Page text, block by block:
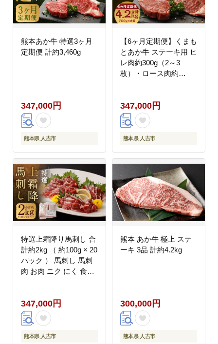
熊本あか牛 特選3ヶ月
定期便 計約3,460g
347,000円
熊本県 人吉市
【6ヶ月定期便】くまも
とあか牛 ステーキ用 ヒ
レ肉約300g（2～3
枚）・ロース肉約
ロース ステーキ 国産
熊本県 人吉市
347,000円
熊本県 人吉市
特選上霜降り馬刺し 合
計約2kg （ 約100g × 20
パック ） 馬刺し 馬刺
肉 お肉 ニク にく 食肉
347,000円
熊本県 人吉市
熊本 あか牛 極上 ステ
ーキ 3品 計約4.2kg
300,000円
熊本県 人吉市